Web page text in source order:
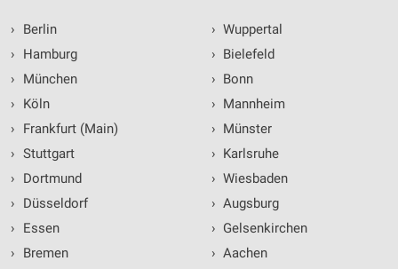
›
Berlin
›
Hamburg
›
München
›
Köln
›
Frankfurt (Main)
› Stuttgart
›
Dortmund
›
Düsseldorf
›
Essen
›
Bremen
› Wuppertal
› Bielefeld
› Bonn
› Mannheim
› Münster
› Karlsruhe
› Wiesbaden
› Augsburg
› Gelsenkirchen
› Aachen